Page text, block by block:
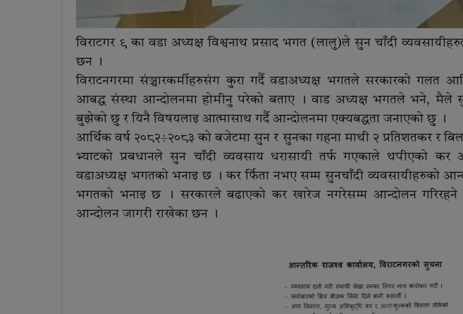
विराटगर ९ का वडा अध्यक्ष विश्वनाथ प्रसाद भगत (लालु)ले सुन चाँदी
छन ।
विराटनगरमा संञ्चारकर्मीहरुसंग कुरा गर्दै वडाअध्यक्ष भगतले सरकारको गलत
आबद्ध संस्था आन्दोलनमा होमीनु परेको बताए । वाड अध्यक्ष भगतले भने, मैले
बुझेको छु र यिनै विषयलाइ आत्मासाथ गर्दै आन्दोलनमा एक्यबद्धता जनाएको छु ।
आर्थिक वर्ष २०८२÷२०८३ को बजेटमा सुन र सुनका गहना माथी २ प्रतिशतकर र
भ्याटको प्रबधानले सुन चाँदी व्यवसाय धरासायी तर्फ गएकाले थपीएको कर
वडाअध्यक्ष भगतको भनाइ छ । कर र्फिता नभए सम्म सुनचाँदी व्यवसायीहरुको
भगतको भनाइ छ । सरकारले बढाएको कर खारेज नगरेसम्म आन्दोलन गरिरहने
आन्दोलन जागरी राखेका छन ।